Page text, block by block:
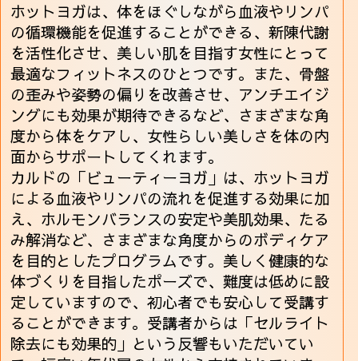
ホットヨガは、体をほぐしながら血液やリンパ
の循環機能を促進することができる、新陳代謝
を活性化させ、美しい肌を目指す女性にとって
最適なフィットネスのひとつです。また、骨盤
の歪みや姿勢の偏りを改善させ、アンチエイジ
ングにも効果が期待できるなど、さまざまな角
度から体をケアし、女性らしい美しさを体の内
面からサポートしてくれます。
カルドの「ビューティーヨガ」は、ホットヨガ
による血液やリンパの流れを促進する効果に加
え、ホルモンバランスの安定や美肌効果、たる
み解消など、さまざまな角度からのボディケア
を目的としたプログラムです。美しく健康的な
体づくりを目指したポーズで、難度は低めに設
定していますので、初心者でも安心して受講す
ることができます。受講者からは「セルライト
除去にも効果的」という反響もいただいてい